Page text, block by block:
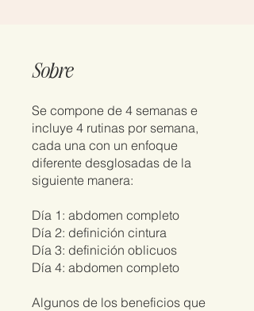
Sobre
Se compone de 4 semanas e
incluye 4 rutinas por semana,
cada una con un enfoque
diferente desglosadas de la
siguiente manera:
Día 1: abdomen completo
Día 2: definición cintura
Día 3: definición oblicuos
Día 4: abdomen completo
Algunos de los beneficios que